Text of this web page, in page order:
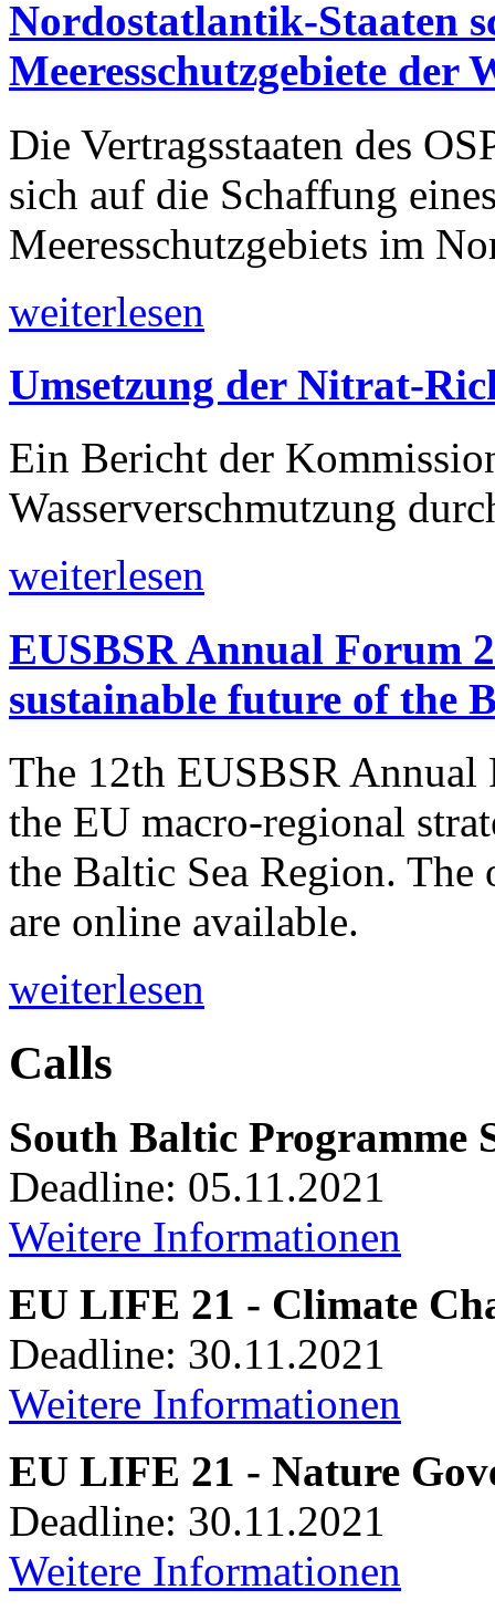
Nordostatlantik-Staaten
Meeresschutzgebiete der
Die Vertragsstaaten des
sich auf die Schaffung
Meeresschutzgebiets im
weiterlesen
Umsetzung der Nitrat-
Ein Bericht der
Wasserverschmutzung
weiterlesen
EUSBSR Annual Forum
sustainable future of the
The 12th EUSBSR
the EU macro-regional
the Baltic Sea Region. The
are online available.
weiterlesen
Calls
South Baltic Programme
Deadline: 05.11.2021
Weitere Informationen
EU LIFE 21 - Climate
Deadline: 30.11.2021
Weitere Informationen
EU LIFE 21 - Nature
Deadline: 30.11.2021
Weitere Informationen